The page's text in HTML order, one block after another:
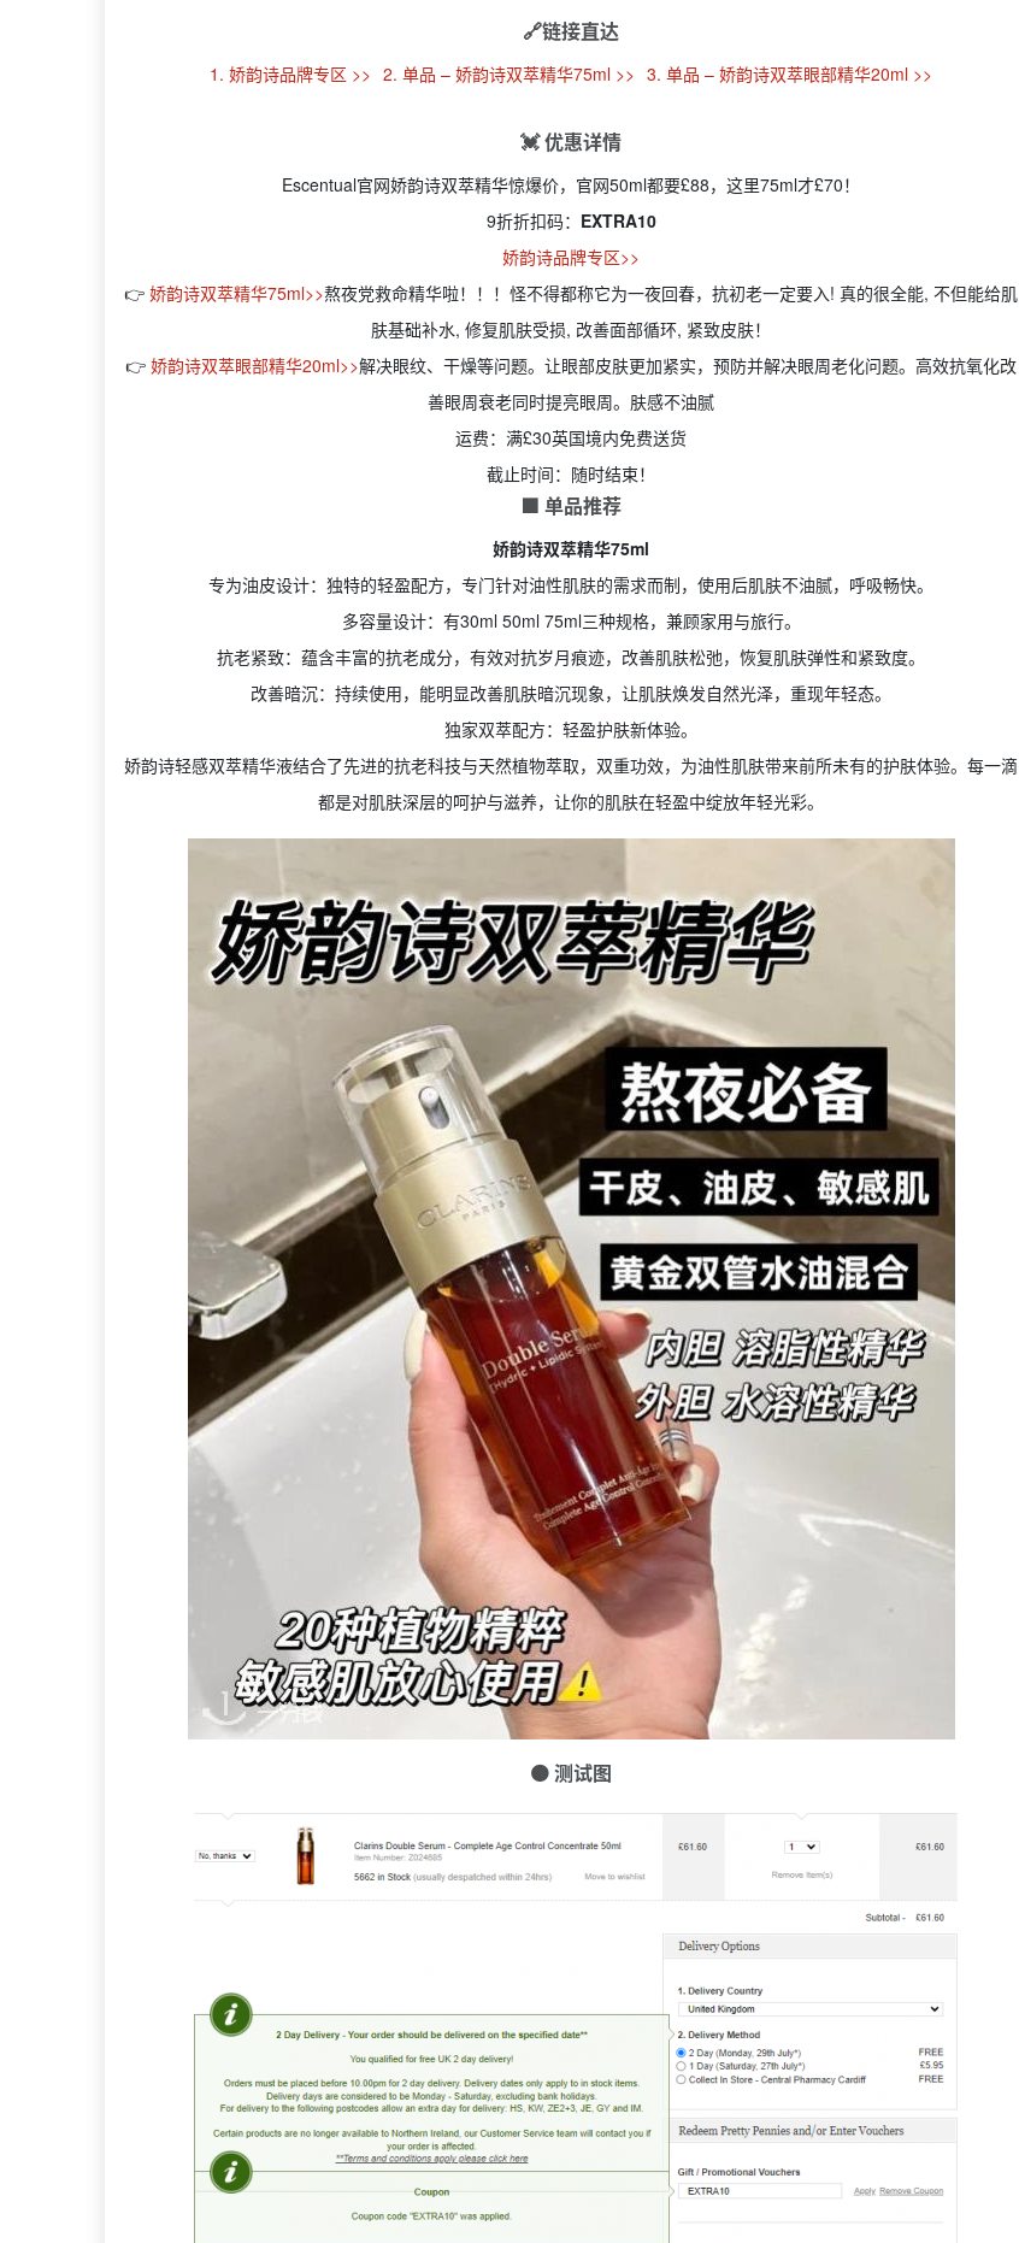
🔗链接直达
1. 娇韵诗品牌专区 >> 2. 单品 – 娇韵诗双萃精华75ml >> 3. 单品 – 娇韵诗双萃眼部精华20ml >>
💓 优惠详情
Escentual官网娇韵诗双萃精华惊爆价，官网50ml都要£88，这里75ml才£70！
9折折扣码： EXTRA10
娇韵诗品牌专区>>
👉娇韵诗双萃精华75ml>>熬夜党救命精华啦！！！怪不得都称它为一夜回春，抗初老一定要入! 真的很全能, 不但能给肌
肤基础补水, 修复肌肤受损, 改善面部循环, 紧致皮肤！
👉娇韵诗双萃眼部精华20ml>>解决眼纹、干燥等问题。让眼部皮肤更加紧实，预防并解决眼周老化问题。高效抗氧化改
善眼周衰老同时提亮眼周。肤感不油腻
运费：满£30英国境内免费送货
截止时间：随时结束！
🟩 单品推荐
娇韵诗双萃精华75ml
专为油皮设计：独特的轻盈配方，专门针对油性肌肤的需求而制，使用后肌肤不油腻，呼吸畅快。
多容量设计：有30ml 50ml 75ml三种规格，兼顾家用与旅行。
抗老紧致：蕴含丰富的抗老成分，有效对抗岁月痕迹，改善肌肤松弛，恢复肌肤弹性和紧致度。
改善暗沉：持续使用，能明显改善肌肤暗沉现象，让肌肤焕发自然光泽，重现年轻态。
独家双萃配方：轻盈护肤新体验。
娇韵诗轻感双萃精华液结合了先进的抗老科技与天然植物萃取，双重功效，为油性肌肤带来前所未有的护肤体验。每一滴
都是对肌肤深层的呵护与滋养，让你的肌肤在轻盈中绽放年轻光彩。
🟠 测试图